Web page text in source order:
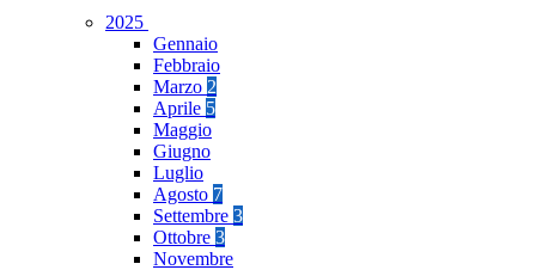
2025
Gennaio
Febbraio
Marzo 2
Aprile 5
Maggio
Giugno
Luglio
Agosto 7
Settembre 3
Ottobre 3
Novembre